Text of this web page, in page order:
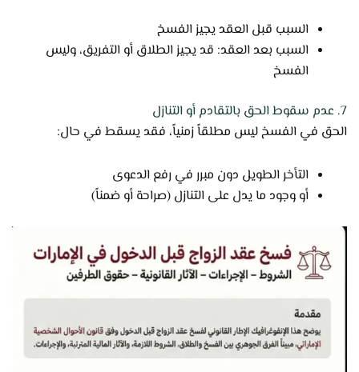
السبب قبل العقد يجيز الفسخ
السبب بعد العقد: قد يجيز الطلاق أو التفريق، وليس
الفسخ
7. عدم سقوط الحق بالتقادم أو التنازل
الحق في الفسخ ليس مطلقاً زمنياً، فقد يسقط في حال:
التأخر الطويل دون مبرر في رفع الدعوى
أو وجود ما يدل على التنازل (صراحة أو ضمناً)